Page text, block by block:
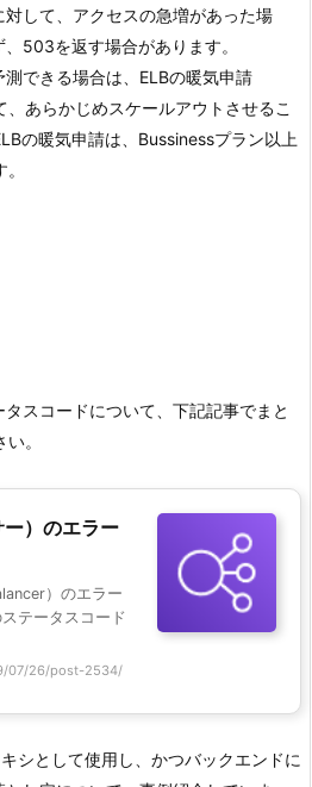
して、アクセスの急増があった場
503を返す場合があります。
できる場合は、ELBの暖気申請
、あらかじめスケールアウトさせるこ
の暖気申請は、Bussinessプラン以上
スコードについて、下記記事でまと
。
）のエラー
）のエラー
テータスコード
07/26/post-2534/
シとして使用し、かつバックエンドに